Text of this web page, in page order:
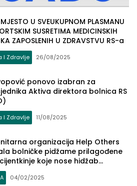
U SVEUKUPNOM PLASMANU
SUSRETIMA MEDICINSKIH
ZAPOSLENIH U ZDRAVSTVU RS-a
I Zdravlje 26/08/2025
ponovo izabran za
Aktiva direktora bolnica RS
I Zdravlje 11/08/2025
organizacija Help Others
bolničke pidžame prilagođene
koje nose hidžab
na liječenju u zvorničkoj
(FOTO)
04/02/2025